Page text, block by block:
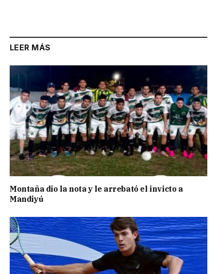
LEER MÁS
Montaña dio la nota y le arrebató el invicto a
Mandiyú